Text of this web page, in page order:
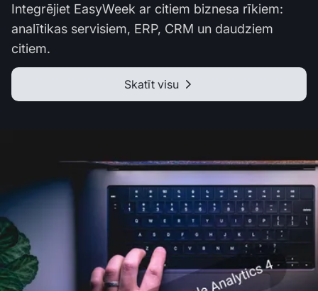
Integrējiet EasyWeek ar citiem biznesa rīkiem:
analītikas servisiem, ERP, CRM un daudziem
citiem.
Skatīt visu